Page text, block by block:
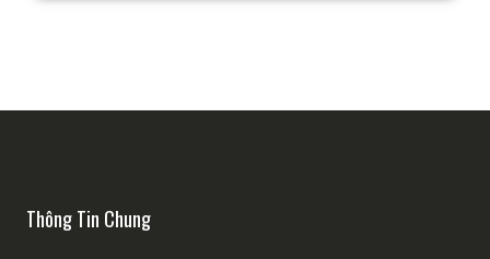
Thông Tin Chung